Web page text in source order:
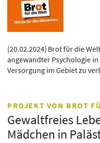
(20.02.2024) Brot für die
angewandter Psychologie
Versorgung im Gebiet zu
PROJEKT VON BROT
Gewaltfreies
Mädchen in